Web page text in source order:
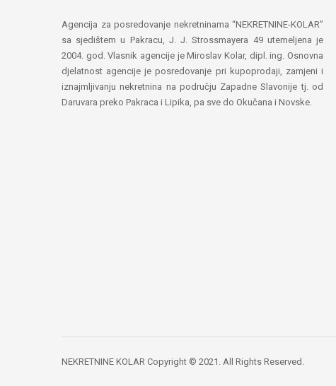
Agencija za posredovanje nekretninama “NEKRETNINE-KOLAR”
sa sjedištem u Pakracu, J. J. Strossmayera 49 utemeljena je
2004. god. Vlasnik agencije je Miroslav Kolar, dipl. ing. Osnovna
djelatnost agencije je posredovanje pri kupoprodaji, zamjeni i
iznajmljivanju nekretnina na području Zapadne Slavonije tj. od
Daruvara preko Pakraca i Lipika, pa sve do Okučana i Novske.
NEKRETNINE KOLAR Copyright © 2021. All Rights Reserved.